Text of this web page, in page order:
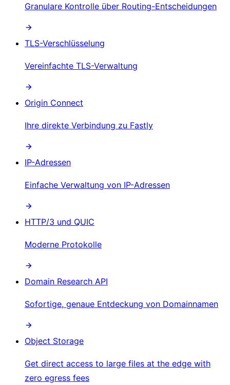
Granulare Kontrolle über Routing-Entscheidungen
TLS-Verschlüsselung
Vereinfachte TLS-Verwaltung
Origin Connect
Ihre direkte Verbindung zu Fastly
IP-Adressen
Einfache Verwaltung von IP-Adressen
HTTP/3 und QUIC
Moderne Protokolle
Domain Research API
Sofortige, genaue Entdeckung von Domainnamen
Object Storage
Get direct access to large files at the edge with
zero egress fees